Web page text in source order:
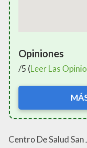
Opiniones
/5 (Leer Las
Centro De Salud